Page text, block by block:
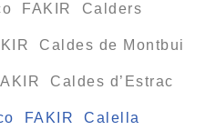
FAKIR Calders
Caldes de Montbui
Caldes d’Estrac
FAKIR Calella